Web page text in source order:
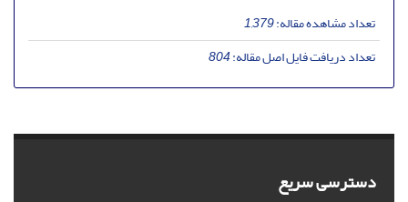
تعداد مشاهده مقاله:1,379
تعداد دریافت فایل اصل مقاله:804
دسترسی سریع